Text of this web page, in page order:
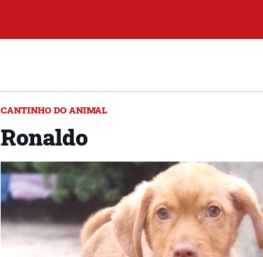
CANTINHO DO ANIMAL
Ronaldo